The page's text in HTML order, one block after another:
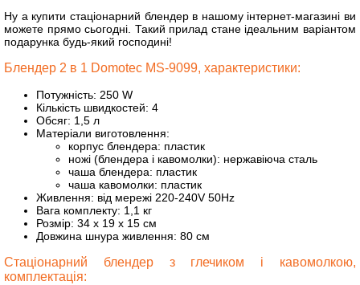
Ну а купити стаціонарний блендер в нашому інтернет-магазині ви
можете прямо сьогодні. Такий прилад стане ідеальним варіантом
подарунка будь-який господині!
Блендер 2 в 1 Domotec MS-9099, характеристики:
Потужність: 250 W
Кількість швидкостей: 4
Обсяг: 1,5 л
Матеріали виготовлення:
корпус блендера: пластик
ножі (блендера і кавомолки): нержавіюча сталь
чаша блендера: пластик
чаша кавомолки: пластик
Живлення: від мережі 220-240V 50Hz
Вага комплекту: 1,1 кг
Розмір: 34 x 19 x 15 см
Довжина шнура живлення: 80 см
Стаціонарний блендер з глечиком і кавомолкою,
комплектація: